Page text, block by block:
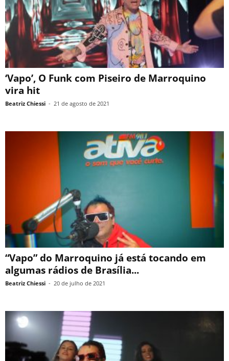
‘Vapo’, O Funk com Piseiro de Marroquino
vira hit
Beatriz Chiessi - 21 de agosto de 2021
“Vapo” do Marroquino já está tocando em
algumas rádios de Brasília...
Beatriz Chiessi - 20 de julho de 2021